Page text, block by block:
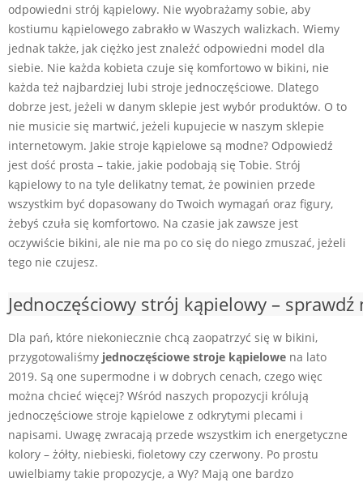
odpowiedni strój kąpielowy. Nie wyobrażamy sobie, aby
kostiumu kąpielowego zabrakło w Waszych walizkach. Wiemy
jednak także, jak ciężko jest znaleźć odpowiedni model dla
siebie. Nie każda kobieta czuje się komfortowo w bikini, nie
każda też najbardziej lubi stroje jednoczęściowe. Dlatego
dobrze jest, jeżeli w danym sklepie jest wybór produktów. O to
nie musicie się martwić, jeżeli kupujecie w naszym sklepie
internetowym. Jakie stroje kąpielowe są modne? Odpowiedź
jest dość prosta – takie, jakie podobają się Tobie. Strój
kąpielowy to na tyle delikatny temat, że powinien przede
wszystkim być dopasowany do Twoich wymagań oraz figury,
żebyś czuła się komfortowo. Na czasie jak zawsze jest
oczywiście bikini, ale nie ma po co się do niego zmuszać, jeżeli
tego nie czujesz.
Jednoczęściowy strój kąpielowy – sprawdź
Dla pań, które niekoniecznie chcą zaopatrzyć się w bikini,
przygotowaliśmy jednoczęściowe stroje kąpielowe na lato
2019. Są one supermodne i w dobrych cenach, czego więc
można chcieć więcej? Wśród naszych propozycji królują
jednoczęściowe stroje kąpielowe z odkrytymi plecami i
napisami. Uwagę zwracają przede wszystkim ich energetyczne
kolory – żółty, niebieski, fioletowy czy czerwony. Po prostu
uwielbiamy takie propozycje, a Wy? Mają one bardzo